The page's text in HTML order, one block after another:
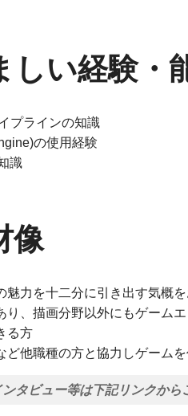
しい経験・
プラインの知識
の使用経験
識
像
魅力を十二分に引き出す気概
り、描画分野以外にもゲーム
る方
ど他職種の方と協力しゲーム
タビュー等は下記リンクから